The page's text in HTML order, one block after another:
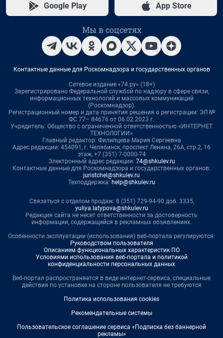
Google Play App Store
Мы в соцсетях
Контактные данные для Роскомнадзора и государственных органов
Сетевое издание «74.ру» (18+)
Зарегистрировано Федеральной службой по надзору в сфере связи,
информационных технологий и массовых коммуникаций
(Роскомнадзор).
Регистрационный номер и дата принятия решения о регистрации: ЭЛ №
ФС 77– 84676 от 06.02.2023 г.
Учредитель: Общество с ограниченной ответственностью «ИНТЕРНЕТ
ТЕХНОЛОГИИ»
Главный редактор: Филипцева Мария Сергеевна
Адрес редакции: 454091, г. Челябинск, проспект Ленина, 26А, стр.2, 16
этаж, +7 (351) 7-0000-74
Электронный адрес редакции: 74@shkulev.ru
Контактные данные для Роскомнадзора и государственных органов:
juristchel@shkulev.ru
Техподдержка: help@shkulev.ru
Связаться с отделом продаж: 8 (351) 729-94-90 доб. 3335,
yuliya.latypova@shkulev.ru
Редакция сайта не несет ответственности за достоверность
информации, содержащейся в рекламных объявлениях.
Особенности эксплуатации (использования) веб-портала регулируются:
Руководством пользователя
Описанием функциональных характеристик ПО
Условиями использования веб-портала и политикой
конфиденциальности персональных данных
Веб-портал распространяется в виде интернет-сервиса, специальные
действия по установке на стороне пользователя не требуются
Политика использования cookies
Рекомендательные системы
Пользовательское соглашение сервиса «Подписка без баннерной
рекламы»